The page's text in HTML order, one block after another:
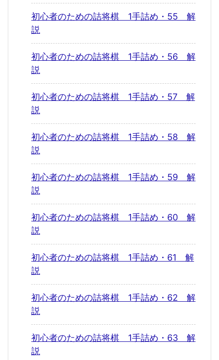
初心者のための詰将棋 1手詰め・55 解
説
初心者のための詰将棋 1手詰め・56 解
説
初心者のための詰将棋 1手詰め・57 解
説
初心者のための詰将棋 1手詰め・58 解
説
初心者のための詰将棋 1手詰め・59 解
説
初心者のための詰将棋 1手詰め・60 解
説
初心者のための詰将棋 1手詰め・61 解
説
初心者のための詰将棋 1手詰め・62 解
説
初心者のための詰将棋 1手詰め・63 解
説